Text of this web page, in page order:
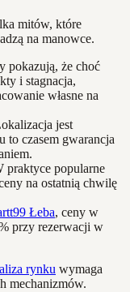
mitów, które
na manowce.
pokazują, że choć
i stagnacja,
własne na
jest
to czasem gwarancja
praktyce popularne
na ostatnią chwilę
Łeba, ceny w
przy rezerwacji w
rynku wymaga
mechanizmów.